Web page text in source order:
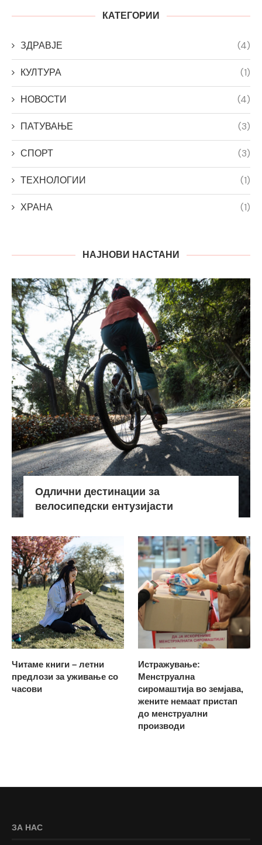
КАТЕГОРИИ
ЗДРАВЈЕ (4)
КУЛТУРА (1)
НОВОСТИ (4)
ПАТУВАЊЕ (3)
СПОРТ (3)
ТЕХНОЛОГИИ (1)
ХРАНА (1)
НАЈНОВИ НАСТАНИ
Одлични дестинации за
велосипедски ентузијасти
Читаме книги – летни
предлози за уживање со
часови
Истражување:
Менструална
сиромаштија во земјава,
жените немаат пристап
до менструални
производи
ЗА НАС